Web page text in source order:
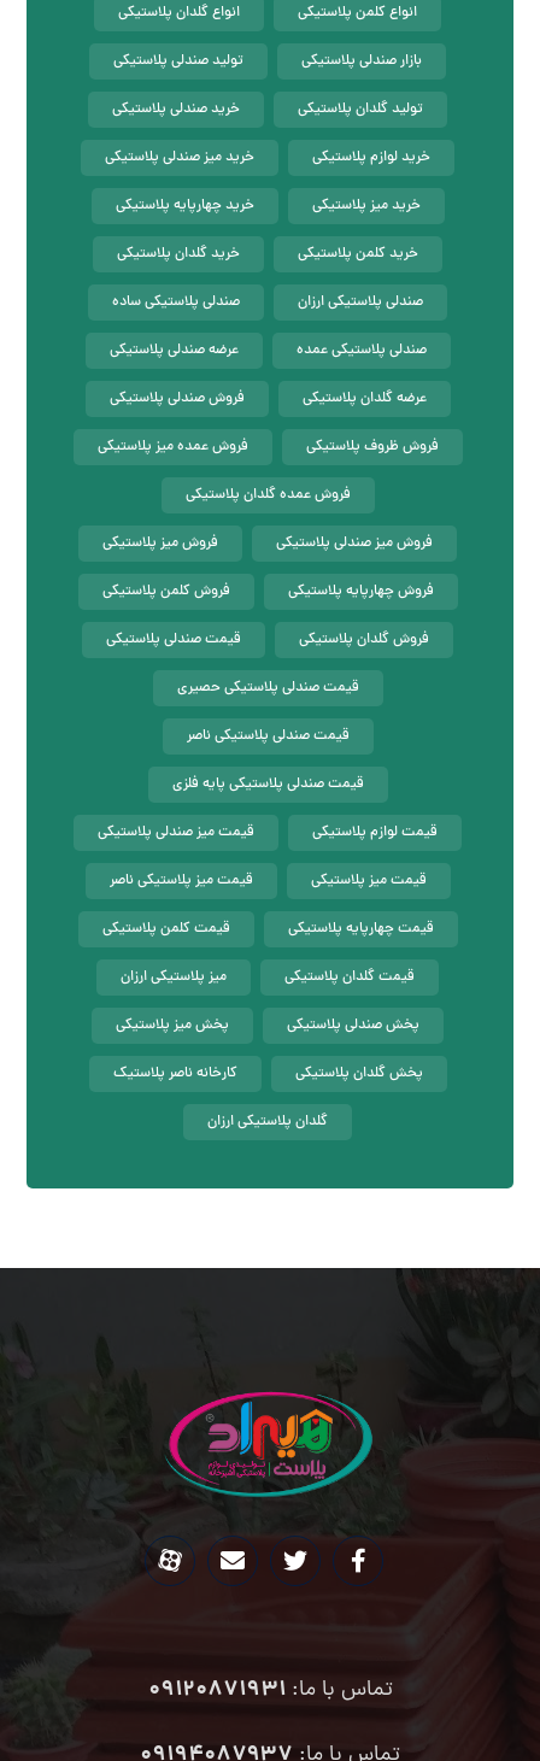
انواع کلمن پلاستیکی انواع گلدان پلاستیکی
بازار صندلی پلاستیکی تولید صندلی پلاستیکی
تولید گلدان پلاستیکی خرید صندلی پلاستیکی
خرید لوازم پلاستیکی خرید میز صندلی پلاستیکی
خرید میز پلاستیکی خرید چهارپایه پلاستیکی
خرید کلمن پلاستیکی خرید گلدان پلاستیکی
صندلی پلاستیکی ارزان صندلی پلاستیکی ساده
صندلی پلاستیکی عمده عرضه صندلی پلاستیکی
عرضه گلدان پلاستیکی فروش صندلی پلاستیکی
فروش ظروف پلاستیکی فروش عمده میز پلاستیکی
فروش عمده گلدان پلاستیکی
فروش میز صندلی پلاستیکی فروش میز پلاستیکی
فروش چهارپایه پلاستیکی فروش کلمن پلاستیکی
فروش گلدان پلاستیکی قیمت صندلی پلاستیکی
قیمت صندلی پلاستیکی حصیری
قیمت صندلی پلاستیکی ناصر
قیمت صندلی پلاستیکی پایه فلزی
قیمت لوازم پلاستیکی قیمت میز صندلی پلاستیکی
قیمت میز پلاستیکی قیمت میز پلاستیکی ناصر
قیمت چهارپایه پلاستیکی قیمت کلمن پلاستیکی
قیمت گلدان پلاستیکی میز پلاستیکی ارزان
پخش صندلی پلاستیکی پخش میز پلاستیکی
پخش گلدان پلاستیکی کارخانه ناصر پلاستیک
گلدان پلاستیکی ارزان
تماس با ما:09120871931